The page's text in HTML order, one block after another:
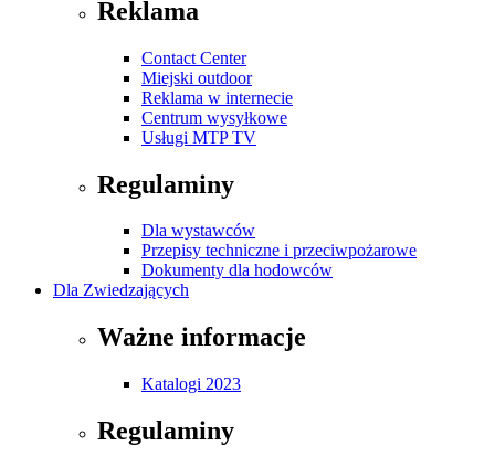
Reklama
Contact Center
Miejski outdoor
Reklama w internecie
Centrum wysyłkowe
Usługi MTP TV
Regulaminy
Dla wystawców
Przepisy techniczne i przeciwpożarowe
Dokumenty dla hodowców
Dla Zwiedzających
Ważne informacje
Katalogi 2023
Regulaminy